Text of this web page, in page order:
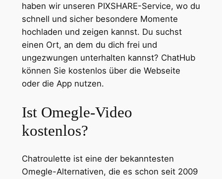
haben wir unseren PIXSHARE-Service, wo du
schnell und sicher besondere Momente
hochladen und zeigen kannst. Du suchst
einen Ort, an dem du dich frei und
ungezwungen unterhalten kannst? ChatHub
können Sie kostenlos über die Webseite
oder die App nutzen.
Ist Omegle-Video
kostenlos?
Chatroulette ist eine der bekanntesten
Omegle-Alternativen, die es schon seit 2009